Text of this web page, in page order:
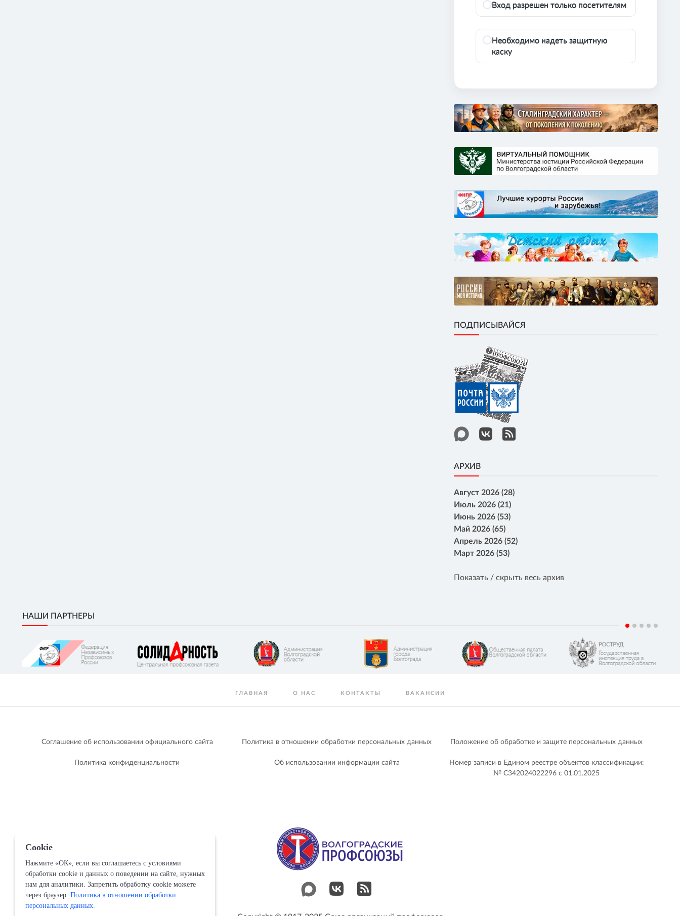
Вход разрешен только посетителям
Необходимо надеть защитную
каску
ПОДПИСЫВАЙСЯ
АРХИВ
Август 2026 (28)
Июль 2026 (21)
Июнь 2026 (53)
Май 2026 (65)
Апрель 2026 (52)
Март 2026 (53)
Показать / скрыть весь архив
НАШИ ПАРТНЕРЫ
ГЛАВНАЯ О НАС КОНТАКТЫ ВАКАНСИИ
Соглашение об использовании официального сайта Политика в отношении обработки персональных данных Положение об обработке и защите персональных данных
Политика конфиденциальности Об использовании информации сайта
Номер записи в Едином реестре объектов классификации:
№ С342024022296 c 01.01.2025
Cookie
Нажмите «ОК», если вы соглашаетесь с условиями
обработки cookie и данных о поведении на сайте, нужных
нам для аналитики. Запретить обработку cookie можете
через браузер. Политика в отношении обработки
персональных данных.